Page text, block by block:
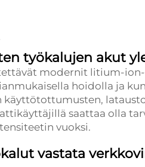
työkalujen akut
modernit litium-
hoidolla ja
käyttötottumusten,
saattaa olla
vuoksi.
vastata